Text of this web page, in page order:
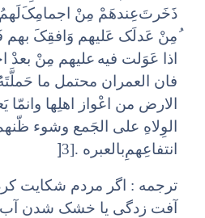
ذَخَرتَ‌عِندهَمْ مِنْ
ُ‌مِنْ عَدلَک عَلیهم وَافقِکَ بهم
اذا عَوَلت فیه علیهم مِنْ بعدْ
فان العمران محتمل ما
الارض من اعْواز اهلِها
الوِلاهِ علی الجَمع وشوء ظّنهم
انتفاعِهمِ‌بالعبره .[3 ]
ترجمه : اگر مردم شکایت
آفت زدگی یا خشک شدن